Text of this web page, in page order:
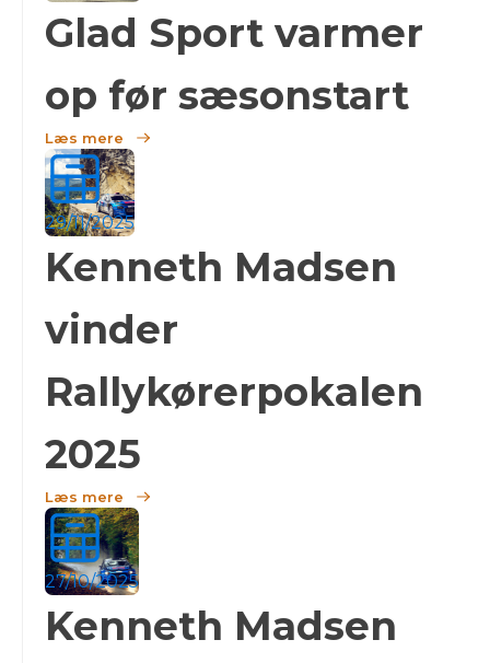
Glad Sport varmer
op før sæsonstart
Læs mere
29/11/2025
Kenneth Madsen
vinder
Rallykørerpokalen
2025
Læs mere
27/10/2025
Kenneth Madsen